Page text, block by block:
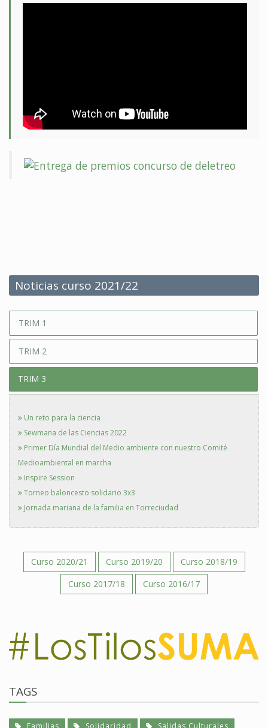
Noticias curso 2021/22
TRIM 1
TRIM 2
TRIM 3
Un reto para la ciencia
Sewmana de las Ciencias 2022
Primer Día Mundial del Medio ambiente con nuestro Comité
Medioambiental en marcha
Inspire Session
Torneo baloncesto solidario 3x3
Jornada mariana de la familia en Torreciudad
Curso 2020/21 Curso 2019/20
Curso 2018/19
Curso 2017/18
Curso 2016/17
TAGS